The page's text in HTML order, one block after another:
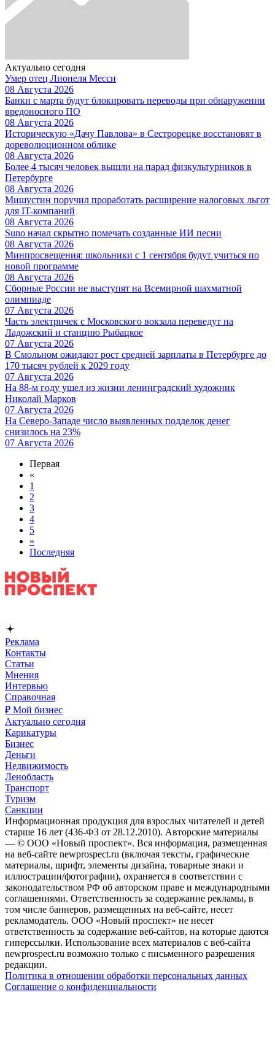
Актуально сегодня
Умер отец Лионеля Месси
08 Августа 2026
Банки с марта будут блокировать переводы при обнаружении
вредоносного ПО
08 Августа 2026
Историческую «Дачу Павлова» в Сестрорецке восстановят в
дореволюционном облике
08 Августа 2026
Более 4 тысяч человек вышли на парад физкультурников в
Петербурге
08 Августа 2026
Мишустин поручил проработать расширение налоговых льгот
для IT-компаний
08 Августа 2026
Suno начал скрытно помечать созданные ИИ песни
08 Августа 2026
Минпросвещения: школьники с 1 сентября будут учиться по
новой программе
08 Августа 2026
Сборные России не выступят на Всемирной шахматной
олимпиаде
07 Августа 2026
Часть электричек с Московского вокзала переведут на
Ладожский и станцию Рыбацкое
07 Августа 2026
В Смольном ожидают рост средней зарплаты в Петербурге до
170 тысяч рублей к 2029 году
07 Августа 2026
На 88-м году ушел из жизни ленинградский художник
Николай Марков
07 Августа 2026
На Северо-Западе число выявленных подделок денег
снизилось на 23%
07 Августа 2026
Первая
«
1
2
3
4
5
»
Последняя
Реклама
Контакты
Статьи
Мнения
Интервью
Справочная
₽ Мой бизнес
Актуально сегодня
Карикатуры
Бизнес
Деньги
Недвижимость
Ленобласть
Транспорт
Туризм
Санкции
Информационная продукция для взрослых читателей и детей
старше 16 лет (436-ФЗ от 28.12.2010). Авторские материалы
— © ООО «Новый проспект». Вся информация, размещенная
на веб-сайте newprospect.ru (включая тексты, графические
материалы, шрифт, элементы дизайна, товарные знаки и
иллюстрации/фотографии), охраняется в соответствии с
законодательством РФ об авторском праве и международными
соглашениями. Ответственность за содержание рекламы, в
том числе баннеров, размещенных на веб-сайте, несет
рекламодатель. ООО «Новый проспект» не несет
ответственность за содержание веб-сайтов, на которые даются
гиперссылки. Использование всех материалов с веб-сайта
newprospect.ru возможно только с письменного разрешения
редакции.
Политика в отношении обработки персональных данных
Соглашение о конфиденциальности